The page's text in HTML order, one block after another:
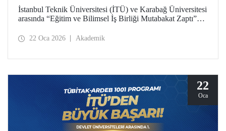
İstanbul Teknik Üniversitesi (İTÜ) ve Karabağ Üniversitesi
arasında “Eğitim ve Bilimsel İş Birliği Mutabakat Zaptı”
bilimsel çalışmalara, bilgi ve materyal paylaşımından çift
yükseköğretimde iş birliğini derinleştirmek ve bağları
22 Oca 2026 Akademik
22
Oca